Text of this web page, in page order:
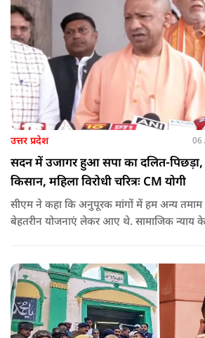
उत्तर प्रदेश 06
सदन में उजागर हुआ सपा का दलित-पिछड़ा,
किसान, महिला विरोधी चरित्रः CM योगी
सीएम ने कहा कि अनुपूरक मांगों में हम अन्य
बेहतरीन योजनाएं लेकर आए थे. सामाजिक न्याय के
अहिल्या बाई होल्कर आदि की मूर्तियों पर छाजन,
लिए हमने 407 करोड़ रुपये का प्रावधान किया है.
इसके लिए समाजवादी पार्टी ने सदन की
लगातार व्यवधान पैदा करने का प्रयास किया.